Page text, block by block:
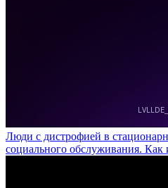
Люди с дистрофией в
социального обслуживания. Как